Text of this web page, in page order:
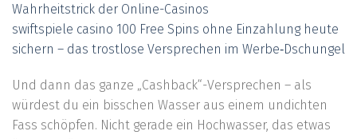
Wahrheitstrick der Online-Casinos
swiftspiele casino 100 Free Spins ohne Einzahlung heute
sichern – das trostlose Versprechen im Werbe‑Dschungel
Und dann das ganze „Cashback“-Versprechen – als
würdest du ein bisschen Wasser aus einem undichten
Fass schöpfen. Nicht gerade ein Hochwasser, das etwas